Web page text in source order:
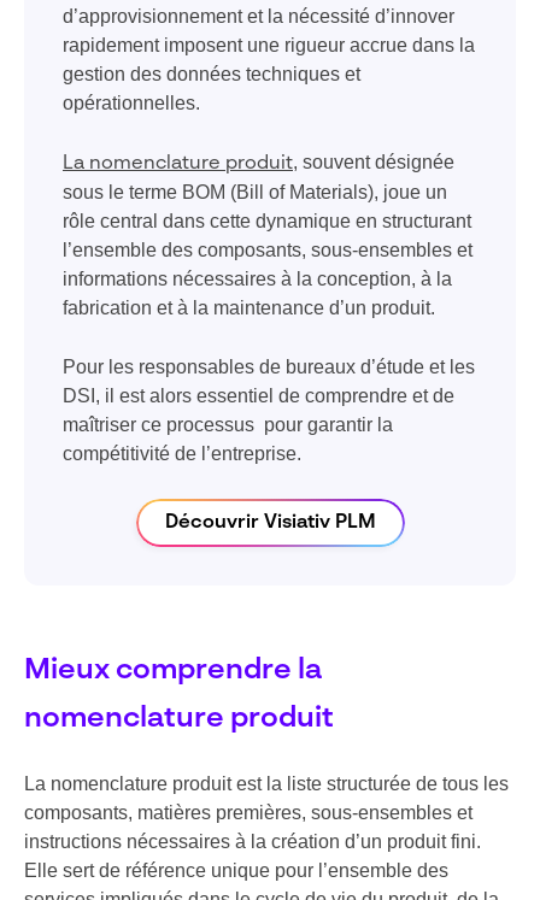
d’approvisionnement et la nécessité d’innover
rapidement imposent une rigueur accrue dans la
gestion des données techniques et
opérationnelles.
La nomenclature produit, souvent désignée
sous le terme BOM (Bill of Materials), joue un
rôle central dans cette dynamique en structurant
l’ensemble des composants, sous-ensembles et
informations nécessaires à la conception, à la
fabrication et à la maintenance d’un produit.
Pour les responsables de bureaux d’étude et les
DSI, il est alors essentiel de comprendre et de
maîtriser ce processus pour garantir la
compétitivité de l’entreprise.
Découvrir Visiativ PLM
Mieux comprendre la
nomenclature produit
La nomenclature produit est la liste structurée de tous les
composants, matières premières, sous-ensembles et
instructions nécessaires à la création d’un produit fini.
Elle sert de référence unique pour l’ensemble des